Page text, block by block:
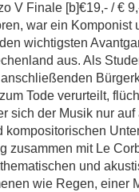
V Finale [b]€19,- / €
war ein
wichtigsten
aus. Als
Tode verurteilt,
sich der Musik nur
zusammen mit Le
und
wie Regen, einer